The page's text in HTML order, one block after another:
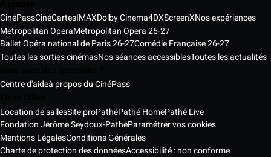
CinéPassCinéCartesIMAXDolby Cinema4DXScreenXNos expériences
Metropolitan OperaMetropolitan Opera 26-27
Ballet Opéra national de Paris 26-27Comédie Française 26-27
Toutes les sorties cinémasNos séances accessiblesToutes les actualités
Centre d'aideà propos du CinéPass
Location de sallesSite proPathéPathé HomePathé Live
Fondation Jérôme Seydoux-PathéParamétrer vos cookies
Mentions LégalesConditions Générales
Charte de protection des donnéesAccessibilité : non conforme